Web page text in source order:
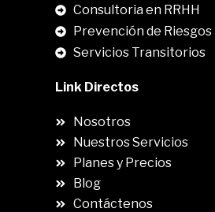
Consultoria en RRHH
Prevención de Riesgos
Servicios Transitorios
Link Directos
Nosotros
Nuestros Servicios
Planes y Precios
Blog
Contáctenos